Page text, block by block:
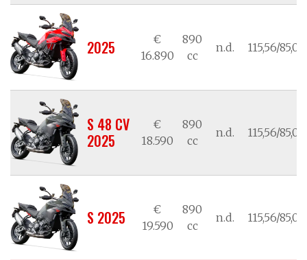
2025
€
16.890
890
cc
n.d. 115,56/85,00
S 48 CV
2025
€
18.590
890
cc
n.d. 115,56/85,00
S 2025
€
19.590
890
cc
n.d. 115,56/85,00